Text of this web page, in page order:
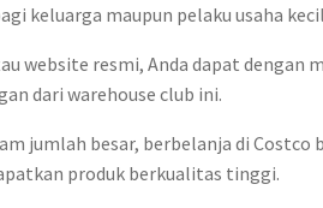
keluarga maupun pelaku usaha
website resmi, Anda dapat dengan
dari warehouse club ini.
jumlah besar, berbelanja di Costco
produk berkualitas tinggi.